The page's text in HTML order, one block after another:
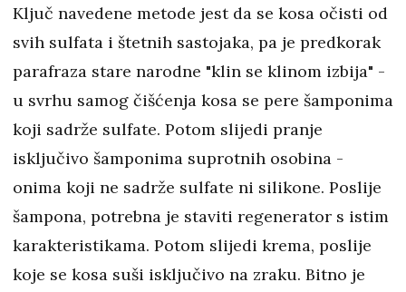
Ključ navedene metode jest da se kosa očisti od
svih sulfata i štetnih sastojaka, pa je predkorak
parafraza stare narodne "klin se klinom izbija" -
u svrhu samog čišćenja kosa se pere šamponima
koji sadrže sulfate. Potom slijedi pranje
isključivo šamponima suprotnih osobina -
onima koji ne sadrže sulfate ni silikone. Poslije
šampona, potrebna je staviti regenerator s istim
karakteristikama. Potom slijedi krema, poslije
koje se kosa suši isključivo na zraku. Bitno je